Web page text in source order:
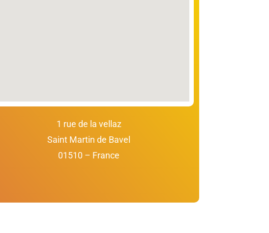
1 rue de la vellaz
Saint Martin de Bavel
01510 – France